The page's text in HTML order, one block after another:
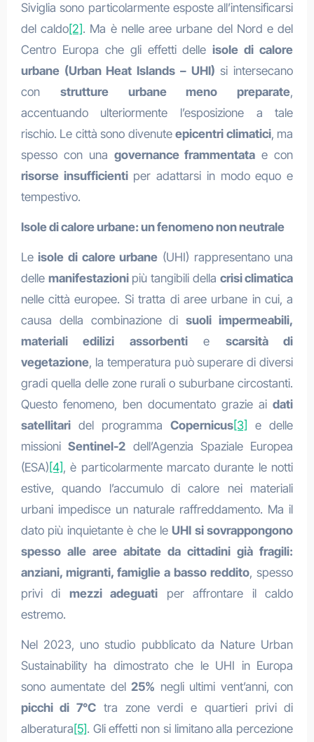
Siviglia sono particolarmente esposte all’intensificarsi
del caldo[2]. Ma è nelle aree urbane del Nord e del
Centro Europa che gli effetti delleisole di calore
urbane (Urban Heat Islands – UHI) si intersecano
con strutture urbane meno preparate,
accentuando ulteriormente l’esposizione a tale
rischio. Le città sono divenuteepicentri climatici, ma
spesso con una governance frammentata e con
risorse insufficientiper adattarsi in modo equo e
tempestivo.
Isole di calore urbane: un fenomeno non neutrale
Leisole di calore urbane (UHI) rappresentano una
delle manifestazionipiù tangibili della crisi climatica
nelle città europee. Si tratta di aree urbane in cui, a
causa della combinazione disuoli impermeabili,
materiali edilizi assorbentie scarsità di
vegetazione, la temperatura può superare di diversi
gradi quella delle zone rurali o suburbane circostanti.
Questo fenomeno, ben documentato grazie aidati
satellitaridel programmaCopernicus[3]
e delle
missioniSentinel-2 dell’Agenzia Spaziale Europea
(ESA) [4] , è particolarmente marcato durante le notti
estive, quando l’accumulo di calore nei materiali
urbani impedisce un naturale raffreddamento. Ma il
dato più inquietante è che leUHI si sovrappongono
spesso alle aree abitate da cittadini già fragili:
anziani, migranti, famiglie a basso reddito, spesso
privi di mezzi adeguati per affrontare il caldo
estremo.
Nel 2023, uno studio pubblicato da Nature Urban
Sustainability ha dimostrato che le UHI in Europa
sono aumentate del25% negli ultimi vent’anni, con
picchi di 7°C tra zone verdi e quartieri privi di
alberatura[5]. Gli effetti non si limitano alla percezione